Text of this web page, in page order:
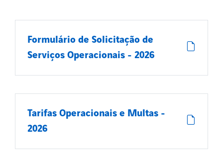
Formulário de Solicitação de
Serviços Operacionais - 2026
Tarifas Operacionais e Multas -
2026